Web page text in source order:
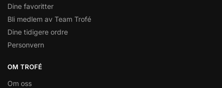
Dine favoritter
Bli medlem av Team Trofé
Dine tidigere ordre
Personvern
OM TROFÉ
Om oss